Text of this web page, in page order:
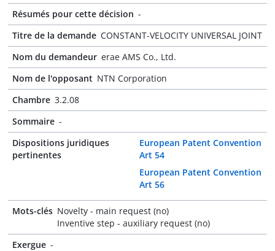
Résumés pour cette décision -
Titre de la demande CONSTANT-VELOCITY UNIVERSAL JOINT
Nom du demandeur erae AMS Co., Ltd.
Nom de l'opposant NTN Corporation
Chambre 3.2.08
Sommaire -
Dispositions juridiques
pertinentes
European Patent Convention
Art 54
European Patent Convention
Art 56
Mots-clés Novelty - main request (no)
Inventive step - auxiliary request (no)
Exergue -